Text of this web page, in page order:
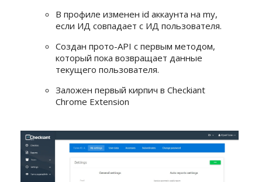
В профиле изменен id аккаунта на my,
если ИД совпадает с ИД пользователя.
Создан прото-API с первым методом,
который пока возвращает данные
текущего пользователя.
Заложен первый кирпич в Checkiant
Chrome Extension